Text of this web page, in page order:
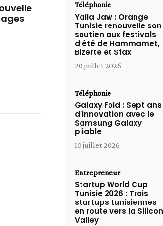
Téléphonie
Yalla Jaw : Orange
Tunisie renouvelle son
soutien aux festivals
d’été de Hammamet,
Bizerte et Sfax
20 juillet 2026
Téléphonie
Galaxy Fold : Sept ans
d’innovation avec le
Samsung Galaxy
pliable
10 juillet 2026
Entrepreneur
Startup World Cup
Tunisie 2026 : Trois
startups tunisiennes
en route vers la Silicon
Valley